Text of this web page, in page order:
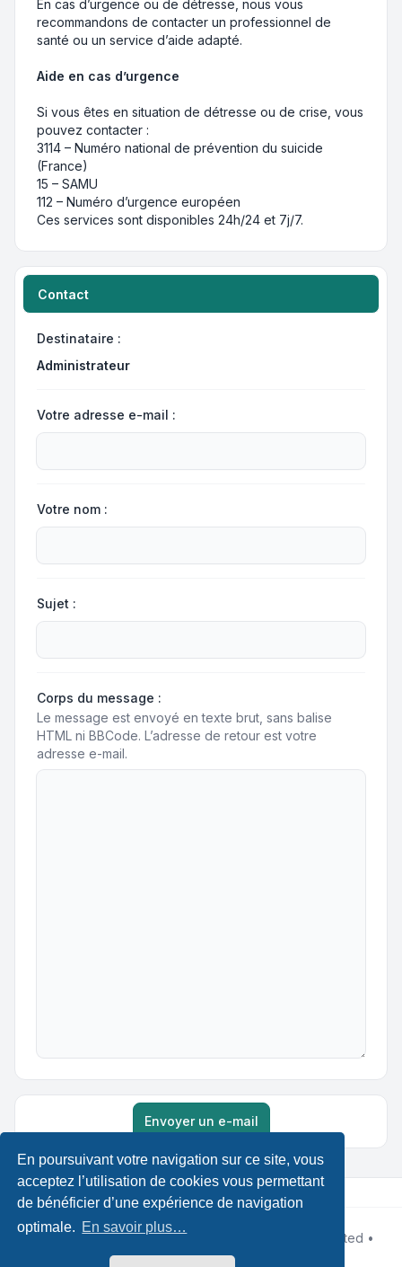
En poursuivant votre navigation sur ce site, vous
acceptez l’utilisation de cookies vous permettant
de bénéficier d’une expérience de navigation
optimale. En savoir plus…
En cas d’urgence ou de détresse, nous vous
recommandons de contacter un professionnel de
santé ou un service d’aide adapté.
Aide en cas d’urgence
Si vous êtes en situation de détresse ou de crise, vous
pouvez contacter :
3114 – Numéro national de prévention du suicide
(France)
15 – SAMU
112 – Numéro d’urgence européen
Ces services sont disponibles 24h/24 et 7j/7.
Contact
Destinataire :
Administrateur
Votre adresse e-mail :
Votre nom :
Sujet :
Corps du message :
Le message est envoyé en texte brut, sans balise
HTML ni BBCode. L’adresse de retour est votre
adresse e-mail.
Envoyer un e-mail
Développé parphpBB® Forum Software © phpBB Limited •
Leenoz